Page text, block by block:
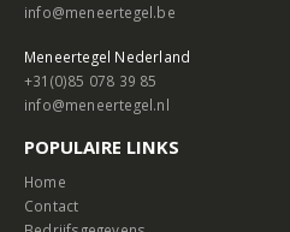
info@meneertegel.be
Meneertegel Nederland
+31(0)85 078 39 85
info@meneertegel.nl
POPULAIRE LINKS
Home
Contact